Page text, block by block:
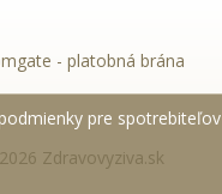
pre spotrebiteľov
Zdravovyziva.sk